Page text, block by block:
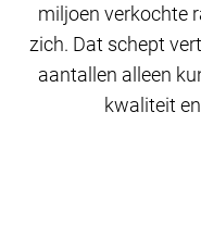
miljoen verkochte
zich. Dat schept
aantallen alleen
kwaliteit